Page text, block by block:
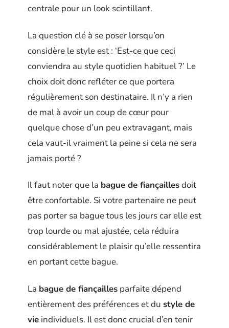
centrale pour un look scintillant.
La question clé à se poser lorsqu’on
considère le style est : ‘Est-ce que ceci
conviendra au style quotidien habituel ?’ Le
choix doit donc refléter ce que portera
régulièrement son destinataire. Il n’y a rien
de mal à avoir un coup de cœur pour
quelque chose d’un peu extravagant, mais
cela vaut-il vraiment la peine si cela ne sera
jamais porté ?
Il faut noter que la bague de fiançaillesdoit
être confortable. Si votre partenaire ne peut
pas porter sa bague tous les jours car elle est
trop lourde ou mal ajustée, cela réduira
considérablement le plaisir qu’elle ressentira
en portant cette bague.
La bague de fiançailles parfaite dépend
entièrement des préférences et du style de
vie individuels. Il est donc crucial d’en tenir